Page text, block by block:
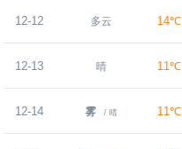
12-12 多云 14℃
12-13 晴 11℃
12-14 雾 / 晴 11℃